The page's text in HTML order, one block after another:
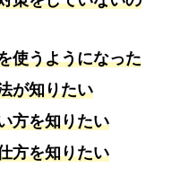
使うようになった
が知りたい
方を知りたい
方を知りたい